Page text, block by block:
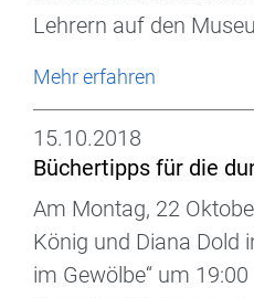
Lehrern auf den
Mehr erfahren
15.10.2018
Büchertipps für die
Am Montag, 22
König und Diana Dold
im Gewölbe“ um